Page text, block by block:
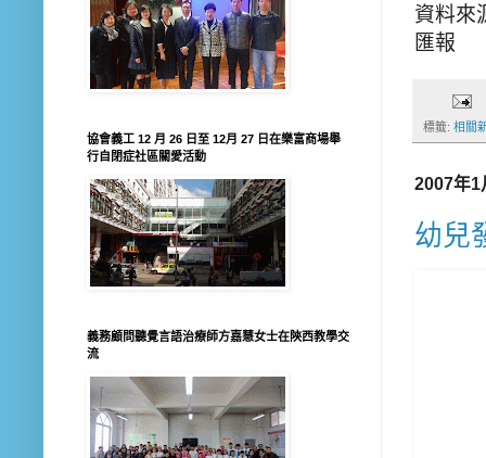
資料來
匯報
標籤: 相關
2007年1
幼兒
協會義工 12 月 26 日至 12月 27 日在樂富商場舉
行自閉症社區關愛活動
義務顧問聽覺言語治療師方嘉慧女士在陝西教學交
流